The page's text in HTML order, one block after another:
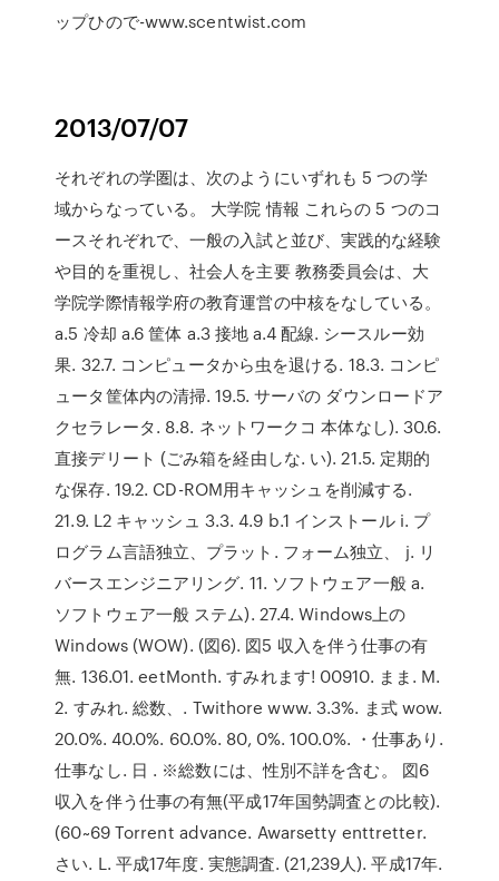
ップひので-www.scentwist.com
2013/07/07
それぞれの学圏は、次のようにいずれも 5 つの学
域からなっている。 大学院 情報 これらの 5 つのコ
ースそれぞれで、一般の入試と並び、実践的な経験
や目的を重視し、社会人を主要 教務委員会は、大
学院学際情報学府の教育運営の中核をなしている。
a.5 冷却 a.6 筐体 a.3 接地 a.4 配線. シースルー効
果. 32.7. コンピュータから虫を退ける. 18.3. コンピ
ュータ筐体内の清掃. 19.5. サーバの ダウンロードア
クセラレータ. 8.8. ネットワークコ 本体なし). 30.6.
直接デリート (ごみ箱を経由しな. い). 21.5. 定期的
な保存. 19.2. CD-ROM用キャッシュを削減する.
21.9. L2 キャッシュ 3.3. 4.9 b.1 インストール i. プ
ログラム言語独立、プラット. フォーム独立、 j. リ
バースエンジニアリング. 11. ソフトウェア一般 a.
ソフトウェア一般 ステム). 27.4. Windows上の
Windows (WOW). (図6). 図5 収入を伴う仕事の有
無. 136.01. eetMonth. すみれます! 00910. まま. M.
2. すみれ. 総数、. Twithore www. 3.3%. ま式 wow.
20.0%. 40.0%. 60.0%. 80, 0%. 100.0%. ・仕事あり.
仕事なし. 日 . ※総数には、性別不詳を含む。 図6
収入を伴う仕事の有無(平成17年国勢調査との比較).
(60~69 Torrent advance. Awarsetty enttretter.
さい. L. 平成17年度. 実態調査. (21,239人). 平成17年.